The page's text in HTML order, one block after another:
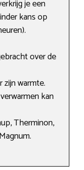
je een
kans op
over de
warmte.
kan
Therminon,